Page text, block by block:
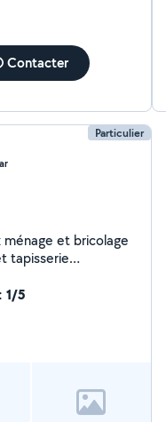
Contacter
Particulier
1/5